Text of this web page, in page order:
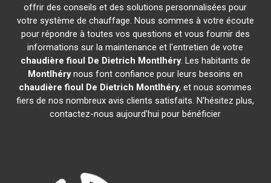
offrir des conseils et des solutions personnalisées pour
votre système de chauffage. Nous sommes à votre écoute
pour répondre à toutes vos questions et vous fournir des
informations sur la maintenance et l'entretien de votre
chaudière fioul De Dietrich Montlhéry. Les habitants de
Montlhérynous font confiance pour leurs besoins en
chaudière fioul De Dietrich Montlhéry, et nous sommes
fiers de nos nombreux avis clients satisfaits. N'hésitez plus,
contactez-nous aujourd'hui pour bénéficier